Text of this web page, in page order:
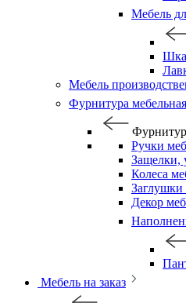
Мебель
Мебель
Фурнитура мебельная
Ручки
Защелки,
Колеса
Заглушки
Декор
Мебель на заказ